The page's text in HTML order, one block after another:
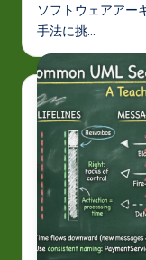
ソフトウェアアー
手法に挑…